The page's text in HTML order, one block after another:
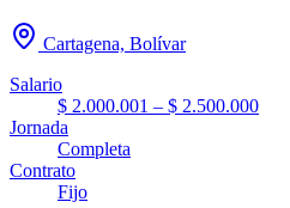
Cartagena, Bolívar
Salario
$ 2.000.001 – $ 2.500.000
Jornada
Completa
Contrato
Fijo